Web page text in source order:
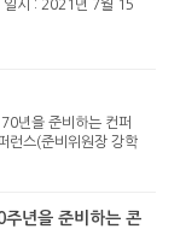
일시 : 2021년 7월 15
교회당(부산시 북구
퍼런스로 진행하면서
년을 준비하는 컨퍼
런스(준비위원장 강학
일(목) 오후 2시 대구
렸다. 이번 포럼 역시
주년을 준비하는 콘